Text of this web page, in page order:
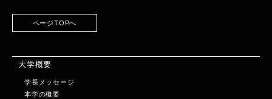
ページTOPへ
大学概要
学長メッセージ
本学の概要